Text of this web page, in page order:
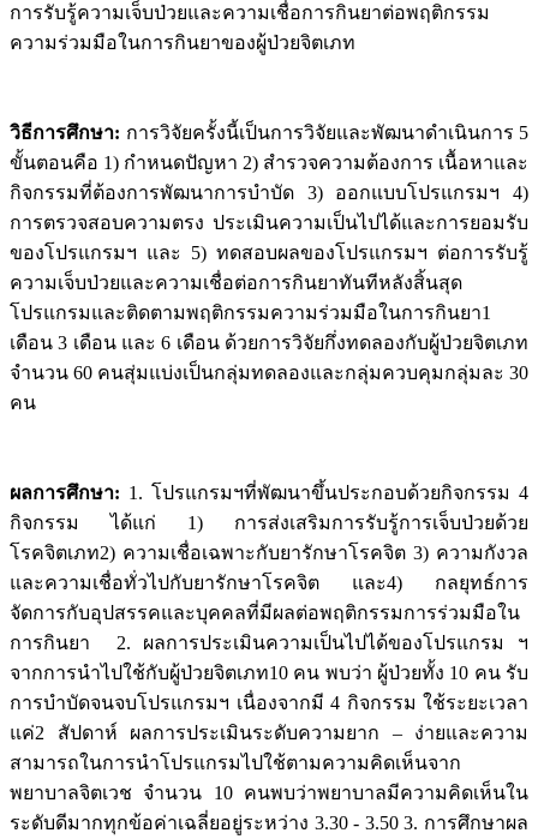
การรับรู้ความเจ็บป่วยและความเชื่อการกินยาต่อพฤติกรรม
ความร่วมมือในการกินยาของผู้ป่วยจิตเภท
วิธีการศึกษา: การวิจัยครั้งนี้เป็นการวิจัยและพัฒนาดำเนินการ 5
ขั้นตอนคือ 1) กำหนดปัญหา 2) สำรวจความต้องการ เนื้อหาและ
กิจกรรมที่ต้องการพัฒนาการบำบัด 3) ออกแบบโปรแกรมฯ 4)
การตรวจสอบความตรง ประเมินความเป็นไปได้และการยอมรับ
ของโปรแกรมฯ และ 5) ทดสอบผลของโปรแกรมฯ ต่อการรับรู้
ความเจ็บป่วยและความเชื่อต่อการกินยาทันทีหลังสิ้นสุด
โปรแกรมและติดตามพฤติกรรมความร่วมมือในการกินยา1
เดือน 3 เดือน และ 6 เดือน ด้วยการวิจัยกึ่งทดลองกับผู้ป่วยจิตเภท
จำนวน 60 คนสุ่มแบ่งเป็นกลุ่มทดลองและกลุ่มควบคุมกลุ่มละ 30
คน
ผลการศึกษา: 1. โปรแกรมฯที่พัฒนาขึ้นประกอบด้วยกิจกรรม 4
กิจกรรม ได้แก่ 1) การส่งเสริมการรับรู้การเจ็บป่วยด้วย
โรคจิตเภท2) ความเชื่อเฉพาะกับยารักษาโรคจิต 3) ความกังวล
และความเชื่อทั่วไปกับยารักษาโรคจิต และ4) กลยุทธ์การ
จัดการกับอุปสรรคและบุคคลที่มีผลต่อพฤติกรรมการร่วมมือใน
การกินยา 2. ผลการประเมินความเป็นไปได้ของโปรแกรม ฯ
จากการนำไปใช้กับผู้ป่วยจิตเภท10 คน พบว่า ผู้ป่วยทั้ง 10 คน รับ
การบำบัดจนจบโปรแกรมฯ เนื่องจากมี 4 กิจกรรม ใช้ระยะเวลา
แค่2 สัปดาห์ ผลการประเมินระดับความยาก – ง่ายและความ
สามารถในการนำโปรแกรมไปใช้ตามความคิดเห็นจาก
พยาบาลจิตเวช จำนวน 10 คนพบว่าพยาบาลมีความคิดเห็นใน
ระดับดีมากทุกข้อค่าเฉลี่ยอยู่ระหว่าง 3.30 - 3.50 3. การศึกษาผล